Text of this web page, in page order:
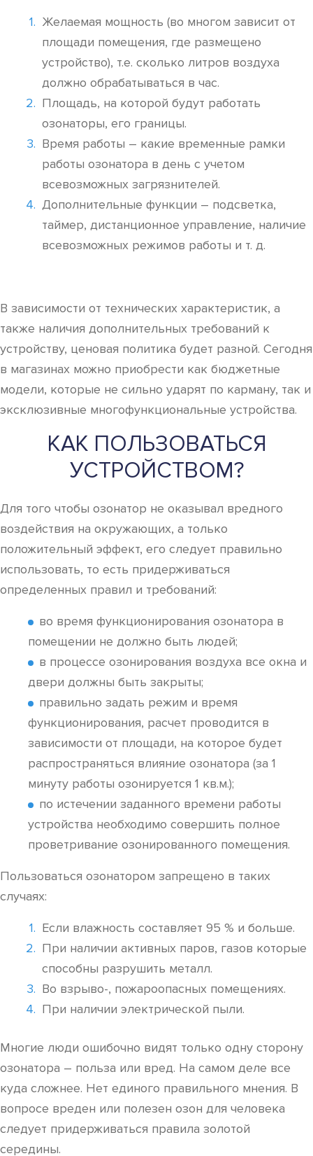
Желаемая мощность (во многом зависит от
площади помещения, где размещено
устройство), т.е. сколько литров воздуха
должно обрабатываться в час.
Площадь, на которой будут работать
озонаторы, его границы.
Время работы – какие временные рамки
работы озонатора в день с учетом
всевозможных загрязнителей.
Дополнительные функции – подсветка,
таймер, дистанционное управление, наличие
всевозможных режимов работы и т. д.
В зависимости от технических характеристик, а
также наличия дополнительных требований к
устройству, ценовая политика будет разной. Сегодня
в магазинах можно приобрести как бюджетные
модели, которые не сильно ударят по карману, так и
эксклюзивные многофункциональные устройства.
КАК ПОЛЬЗОВАТЬСЯ
УСТРОЙСТВОМ?
Для того чтобы озонатор не оказывал вредного
воздействия на окружающих, а только
положительный эффект, его следует правильно
использовать, то есть придерживаться
определенных правил и требований:
во время функционирования озонатора в
помещении не должно быть людей;
в процессе озонирования воздуха все окна и
двери должны быть закрыты;
правильно задать режим и время
функционирования, расчет проводится в
зависимости от площади, на которое будет
распространяться влияние озонатора (за 1
минуту работы озонируется 1 кв.м.);
по истечении заданного времени работы
устройства необходимо совершить полное
проветривание озонированного помещения.
Пользоваться озонатором запрещено в таких
случаях:
Если влажность составляет 95 % и больше.
При наличии активных паров, газов которые
способны разрушить металл.
Во взрыво-, пожароопасных помещениях.
При наличии электрической пыли.
Многие люди ошибочно видят только одну сторону
озонатора – польза или вред. На самом деле все
куда сложнее. Нет единого правильного мнения. В
вопросе вреден или полезен озон для человека
следует придерживаться правила золотой
середины.